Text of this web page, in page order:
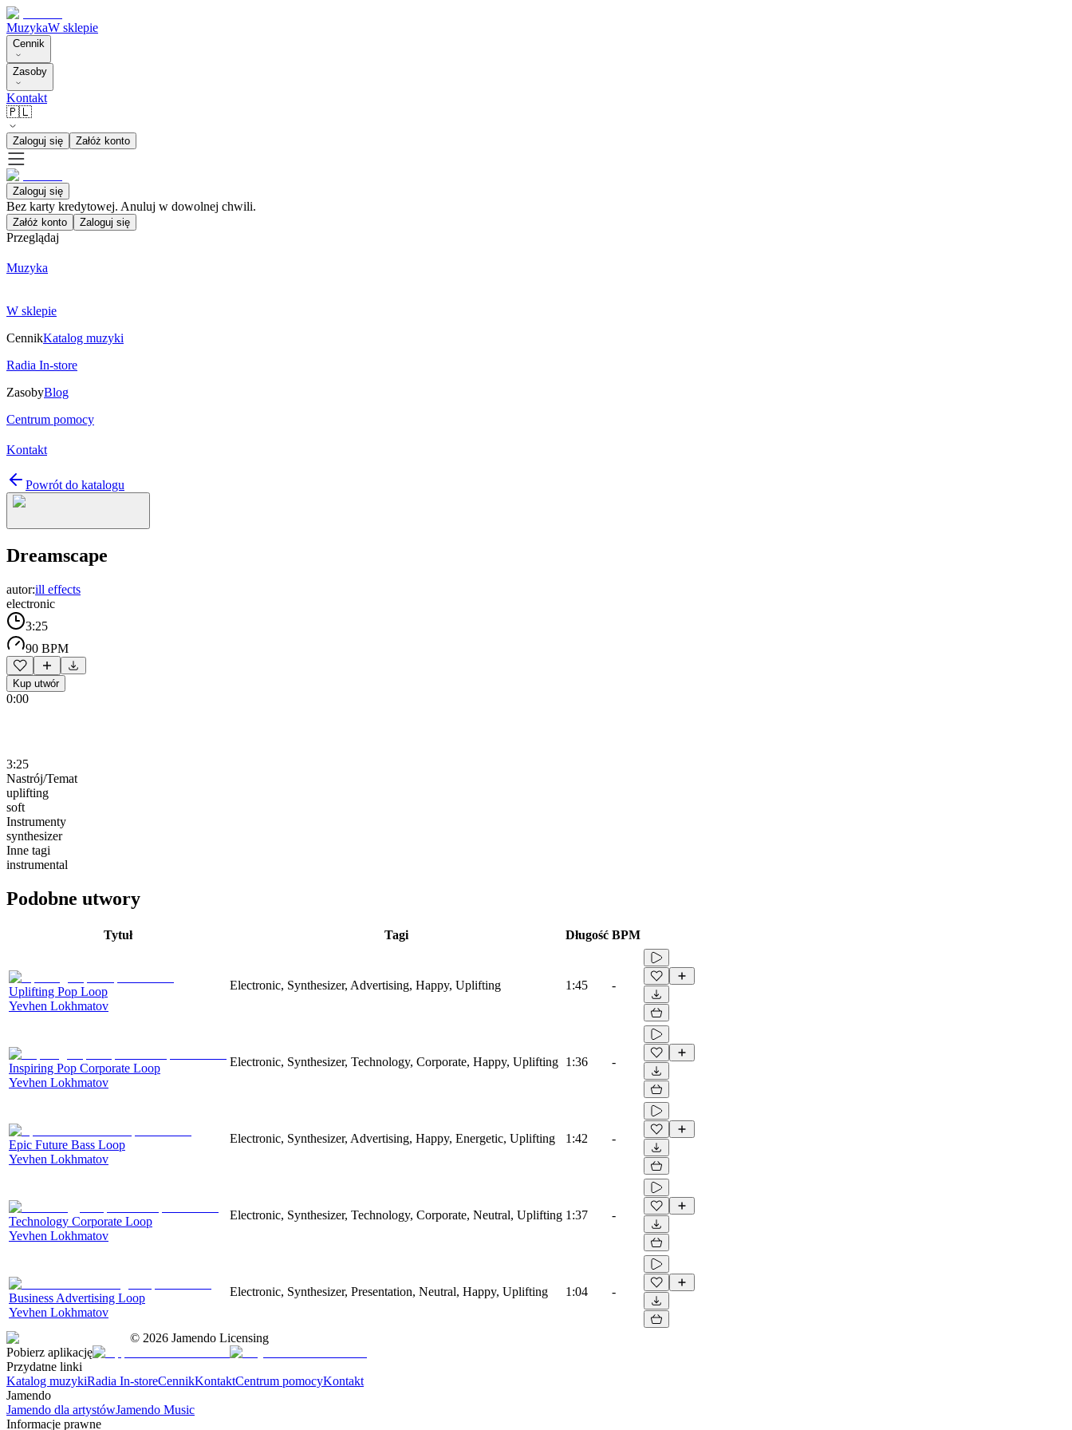
MuzykaW sklepie
Cennik
Zasoby
Kontakt
🇵🇱
Zaloguj się Załóż konto
Zaloguj się
Bez karty kredytowej. Anuluj w dowolnej chwili.
Załóż konto Zaloguj się
Przeglądaj
Muzyka
W sklepie
CennikKatalog muzyki
Radia In-store
ZasobyBlog
Centrum pomocy
Kontakt
Powrót do katalogu
Dreamscape
autor:ill effects
electronic
3:25
90 BPM
Kup utwór
0:00
3:25
Nastrój/Temat
uplifting
soft
Instrumenty
synthesizer
Inne tagi
instrumental
Podobne utwory
Tytuł Tagi Długość BPM
Uplifting Pop Loop
Yevhen Lokhmatov
Electronic, Synthesizer, Advertising, Happy, Uplifting 1:45 -
Inspiring Pop Corporate Loop
Yevhen Lokhmatov
Electronic, Synthesizer, Technology, Corporate, Happy, Uplifting 1:36 -
Epic Future Bass Loop
Yevhen Lokhmatov
Electronic, Synthesizer, Advertising, Happy, Energetic, Uplifting 1:42 -
Technology Corporate Loop
Yevhen Lokhmatov
Electronic, Synthesizer, Technology, Corporate, Neutral, Uplifting 1:37 -
Business Advertising Loop
Yevhen Lokhmatov
Electronic, Synthesizer, Presentation, Neutral, Happy, Uplifting 1:04 -
© 2026 Jamendo Licensing
Pobierz aplikację
Przydatne linki
Katalog muzykiRadia In-storeCennikKontaktCentrum pomocyKontakt
Jamendo
Jamendo dla artystówJamendo Music
Informacje prawne